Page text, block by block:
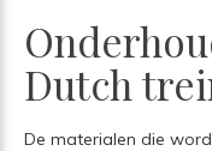
Dutch
De materialen die